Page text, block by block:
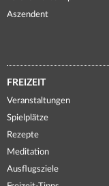
Aszendent
FREIZEIT
Veranstaltungen
Spielplätze
Rezepte
Meditation
Ausflugsziele